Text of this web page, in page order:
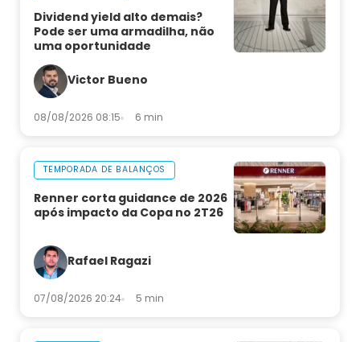
Dividend yield alto demais?
Pode ser uma armadilha, não
uma oportunidade
Victor Bueno
08/08/2026 08:15 6 min
TEMPORADA DE BALANÇOS
Renner corta guidance de 2026
após impacto da Copa no 2T26
Rafael Ragazi
07/08/2026 20:24 5 min